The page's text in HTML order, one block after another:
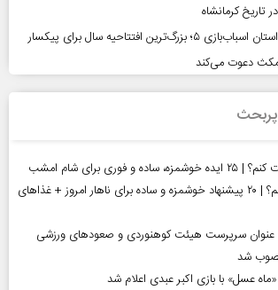
تاریخ کرمانشاه
افتتاحیه سال برای پیکسار
مکث دعوت می‌کند
پربحث
برای شام امشب
ناهار چی درست کنم؟ | ۲۰ پیشنهاد خوشمزه و ساده برای ناهار امروز + غذاهای
عنوان سرپرست هیئت کوهنوردی و صعودهای ورزشی
شد
عسل» با بازی اکبر عبدی اعلام شد